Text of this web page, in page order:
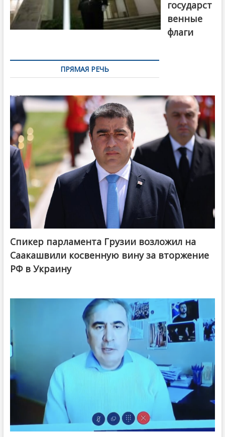
государст
венные
флаги
ПРЯМАЯ РЕЧЬ
Спикер парламента Грузии возложил на
Саакашвили косвенную вину за вторжение
РФ в Украину